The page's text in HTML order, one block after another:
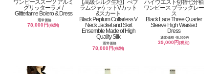
ワンピーススーツ アルミ
グリッターラメ /
Glitterlame Bolero & Dress
通常価格
78,000円(税別)
【高級シルク生地】ぺプ
ラムジャケットVカット
&スカート
Black Peplum Collarless V
Neck Jacket and Skirt
Ensemble Made of High
Quality Silk
通常価格
78,000円(税別)
ハイウエスト切替七分袖
ワンピース ブラックレー
ス
Black Lace Three Quarter
Sleeve High Waisted
Dress
通常価格 45,000円
39,000円 (税別)